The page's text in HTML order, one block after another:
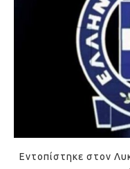
Εντοπίστηκε στον